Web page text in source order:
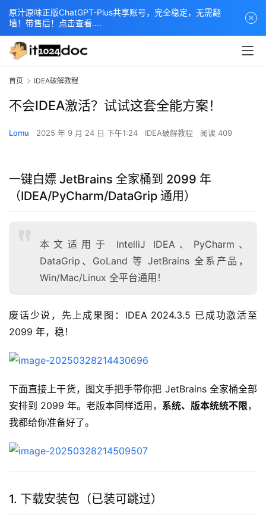
首页 IDEA破解教程
不会IDEA激活？试试这套全能方案！
Lomu 2025 年 9 月 24 日 下午1:24 IDEA破解教程 阅读 409
一键白嫖 JetBrains 全家桶到 2099 年
（IDEA/PyCharm/DataGrip 通用）
本文适用于 IntelliJ IDEA、PyCharm、
DataGrip、GoLand 等 JetBrains 全系产品，
Win/Mac/Linux 全平台通用！
废话少说，先上成果图：IDEA 2024.3.5 已成功激活至
2099 年，稳！
下面直接上干货，图文手把手带你把 JetBrains 全家桶全部
安排到 2099 年。老版本同样适用， 系统、版本统统不限，
我都给你准备好了。
1. 下载安装包（已装可跳过）
原汁原味正版ChatGPT-Plus共享账号，完全稳定，无需翻
墙！带售后！点击查看....